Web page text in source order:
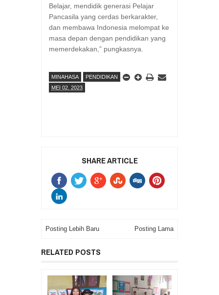
Belajar, mendidik generasi Pelajar
Pancasila yang cerdas berkarakter,
dan membawa Indonesia melompat ke
masa depan dengan pendidikan yang
memerdekakan,” pungkasnya.
MINAHASA
PENDIDIKAN
MEI 02, 2023
SHARE ARTICLE
Posting Lebih Baru Posting Lama
RELATED POSTS